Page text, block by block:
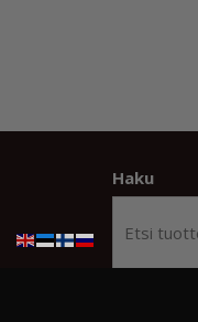
Haku